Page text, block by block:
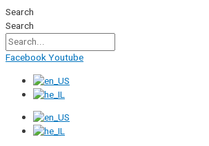
Skip
to
content
Search
Search
FacebookYoutube